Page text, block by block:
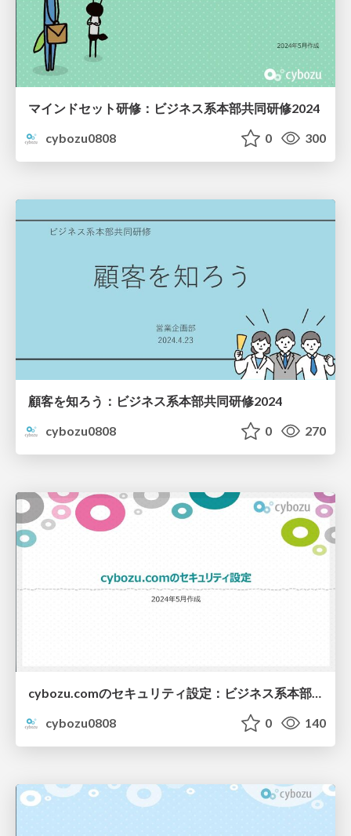
マインドセット研修：ビジネス系本部共同研修2024
cybozu0808
0 300
顧客を知ろう：ビジネス系本部共同研修2024
cybozu0808
0 270
cybozu.comのセキュリティ設定：ビジネス系本部共同研修2024
cybozu0808
0 140